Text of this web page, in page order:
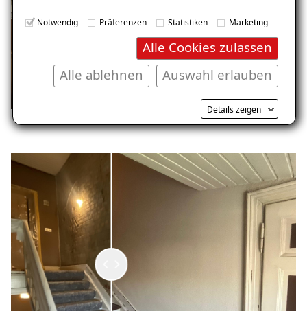
Notwendig Präferenzen Statistiken Marketing
Alle Cookies zulassen
Auswahl erlauben
Alle ablehnen
Details zeigen
E-Mail eingeben
Kostenlosen Ratgeber anfordern
Ratgebers ist die Anmeldung zu unserem Newsletter.